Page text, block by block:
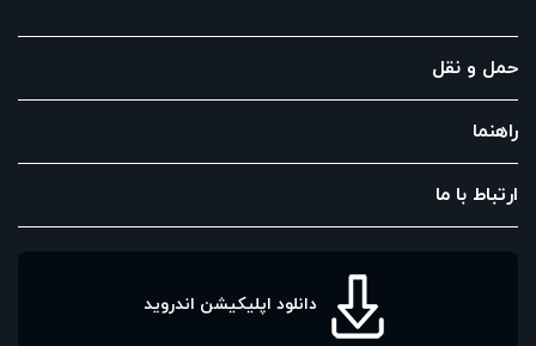
حمل و نقل
راهنما
ارتباط با ما
دانلود اپلیکیشن اندروید